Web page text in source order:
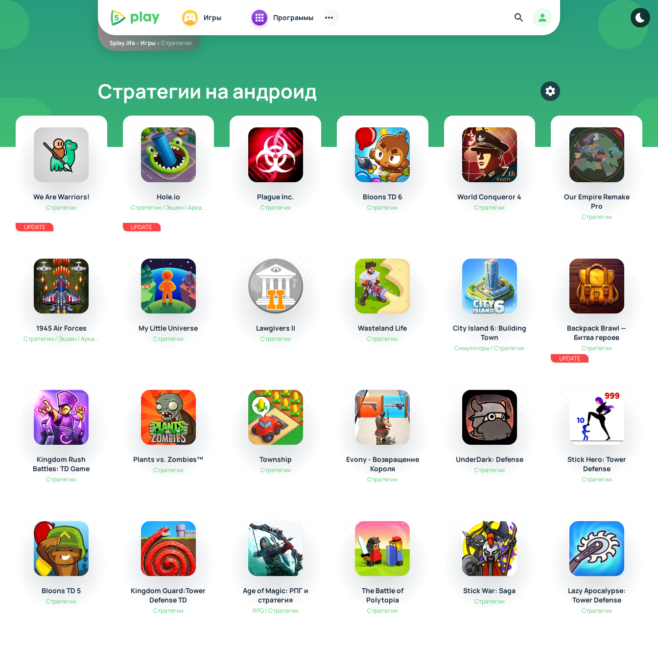
5play Игры Программы Авторизация
Найти
5play.life»Игры » Стратегии
Стратегии на андроид Выбрать категорию
We Are Warriors!
Стратегии
UPDATE
Hole.io
Стратегии / Экшен / Аркады
UPDATE
Plague Inc.
Стратегии
Bloons TD 6
Стратегии
World Conqueror 4
Стратегии
Our Empire Remake
Pro
Стратегии
1945 Air Forces
Стратегии / Экшен / Аркады
My Little Universe
Стратегии
Lawgivers II
Стратегии
Wasteland Life
Стратегии
City Island 6: Building
Town
Симуляторы / Стратегии
Backpack Brawl —
Битва героев
Стратегии
UPDATE
Kingdom Rush
Battles: TD Game
Стратегии
Plants vs. Zombies™
Стратегии
Township
Стратегии
Evony - Возвращение
Короля
Стратегии
UnderDark: Defense
Стратегии
Stick Hero: Tower
Defense
Стратегии
Bloons TD 5
Стратегии
Kingdom Guard:Tower
Defense TD
Стратегии
Age of Magic: РПГ и
стратегия
RPG / Стратегии
The Battle of
Polytopia
Стратегии
Stick War: Saga
Стратегии
Lazy Apocalypse:
Tower Defense
Стратегии